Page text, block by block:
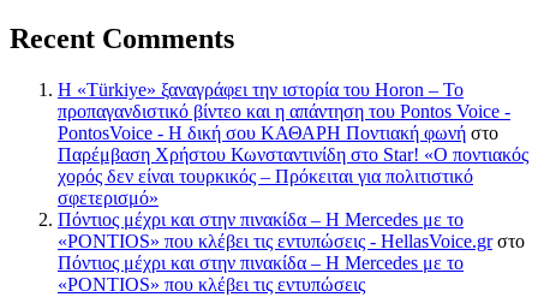
Recent Comments
Η «Türkiye» ξαναγράφει την ιστορία του Horon – Το
προπαγανδιστικό βίντεο και η απάντηση του Pontos Voice -
PontosVoice - H δική σου ΚΑΘΑΡΗ Ποντιακή φωνή στο
Παρέμβαση Χρήστου Κωνσταντινίδη στο Star! «Ο ποντιακός
χορός δεν είναι τουρκικός – Πρόκειται για πολιτιστικό
σφετερισμό»
Πόντιος μέχρι και στην πινακίδα – Η Mercedes με το
«PONTIOS» που κλέβει τις εντυπώσεις - HellasVoice.grστο
Πόντιος μέχρι και στην πινακίδα – Η Mercedes με το
«PONTIOS» που κλέβει τις εντυπώσεις